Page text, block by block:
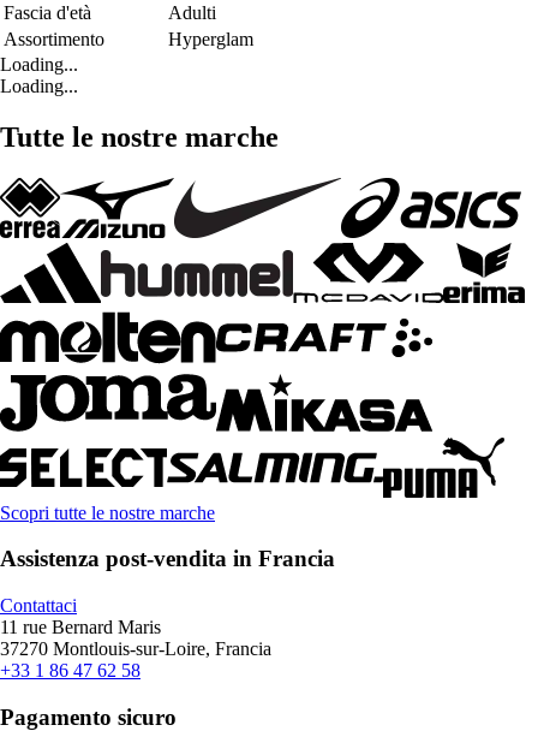
Fascia d'età
Adulti
Assortimento
Hyperglam
Loading...
Loading...
Tutte le nostre marche
Scopri tutte le nostre marche
Assistenza post-vendita in Francia
Contattaci
11 rue Bernard Maris
37270 Montlouis-sur-Loire, Francia
+33 1 86 47 62 58
Pagamento sicuro